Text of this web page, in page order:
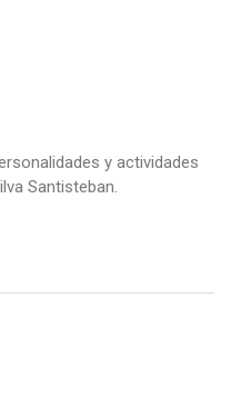
y actividades
Santisteban.